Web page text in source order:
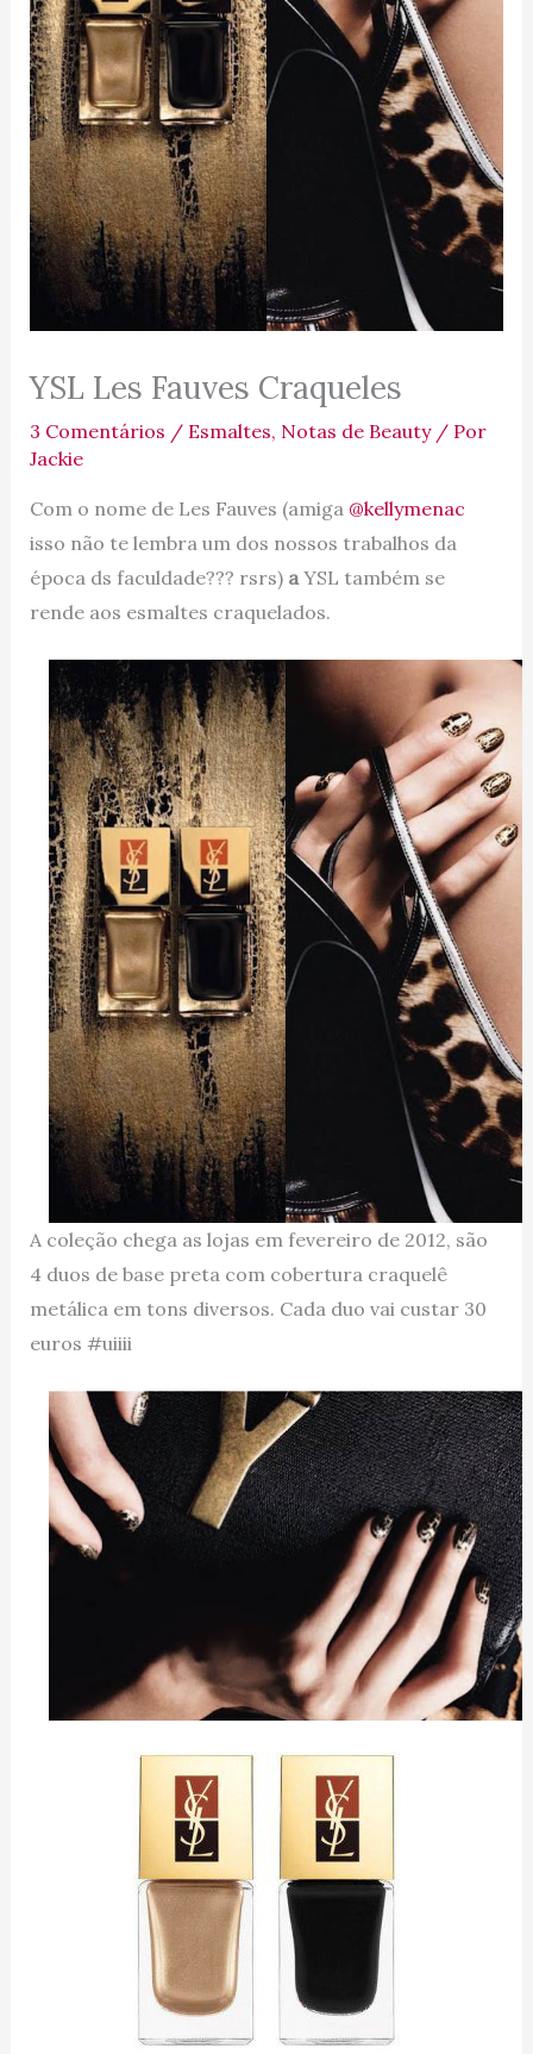
YSL Les Fauves Craqueles
3 Comentários / Esmaltes, Notas de Beauty/ Por
Jackie
Com o nome de Les Fauves (amiga @kellymenac
isso não te lembra um dos nossos trabalhos da
época ds faculdade??? rsrs)a YSL também se
rende aos esmaltes craquelados.
A coleção chega as lojas em fevereiro de 2012, são
4 duos de base preta com cobertura craquelê
metálica em tons diversos. Cada duo vai custar 30
euros #uiiii